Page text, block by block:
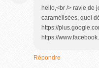
hello,<br /> ravie de
caramélisées, quel
https://
https://
Répondre